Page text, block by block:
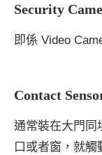
Security
即係 Video
Contact
通常裝在大門同
口或者窗，就觸